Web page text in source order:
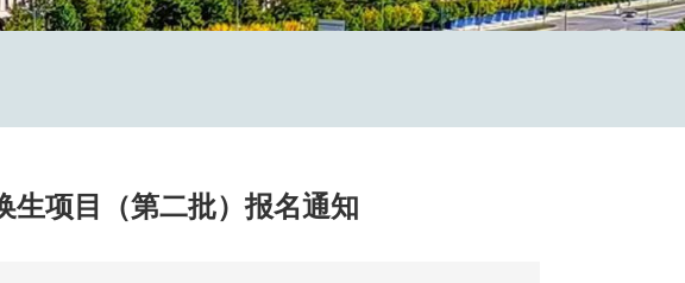
生项目（第二批）报名通知